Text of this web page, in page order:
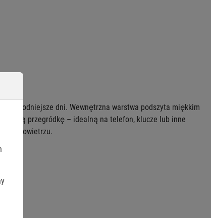
w chłodniejsze dni. Wewnętrzna warstwa podszyta miękkim
przegródkę – idealną na telefon, klucze lub inne
powietrzu.